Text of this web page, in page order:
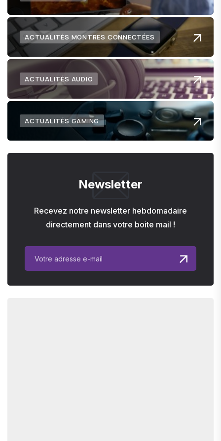
ACTUALITÉS MONTRES CONNECTÉES
ACTUALITÉS AUDIO
ACTUALITÉS GAMING
Newsletter
Recevez notre newsletter hebdomadaire
directement dans votre boite mail !